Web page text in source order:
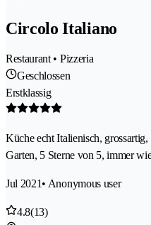
Circolo Italiano
Restaurant • Pizzeria
Geschlossen
Erstklassig
Küche echt Italienisch,
Garten, 5 Sterne von 5, immer
Jul 2021• Anonymous user
4.8(13)